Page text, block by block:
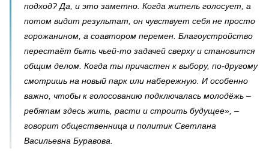
подход? Да, и это заметно. Когда житель голосует, а
потом видит результат, он чувствует себя не просто
горожанином, а соавтором перемен. Благоустройство
перестаёт быть чьей-то задачей сверху и становится
общим делом. Когда ты причастен к выбору, по-другому
смотришь на новый парк или набережную. И особенно
важно, чтобы к голосованию подключалась молодёжь –
ребятам здесь жить, расти и строить будущее», –
говорит общественница и политик Светлана
Васильевна Буравова.